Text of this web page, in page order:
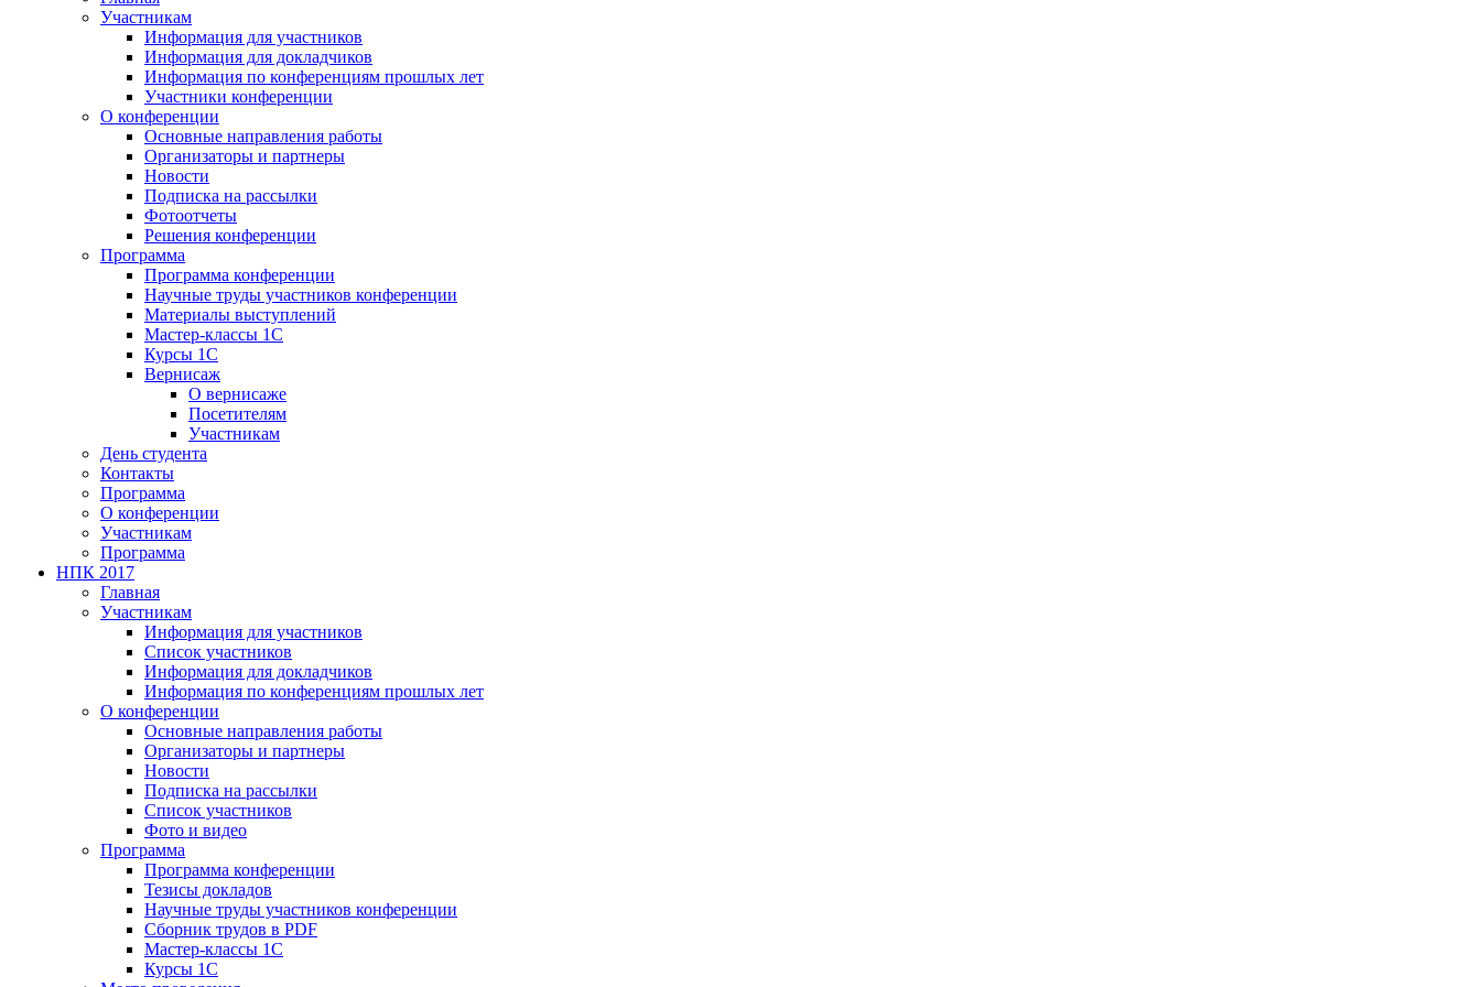
Участникам
Информация для участников
Информация для докладчиков
Информация по конференциям прошлых лет
Участники конференции
О конференции
Основные направления работы
Организаторы и партнеры
Новости
Подписка на рассылки
Фотоотчеты
Решения конференции
Программа
Программа конференции
Научные труды участников конференции
Материалы выступлений
Мастер-классы 1С
Курсы 1С
Вернисаж
О вернисаже
Посетителям
Участникам
День студента
Контакты
Программа
О конференции
Участникам
Программа
НПК 2017
Главная
Участникам
Информация для участников
Список участников
Информация для докладчиков
Информация по конференциям прошлых лет
О конференции
Основные направления работы
Организаторы и партнеры
Новости
Подписка на рассылки
Список участников
Фото и видео
Программа
Программа конференции
Тезисы докладов
Научные труды участников конференции
Сборник трудов в PDF
Мастер-классы 1С
Курсы 1С